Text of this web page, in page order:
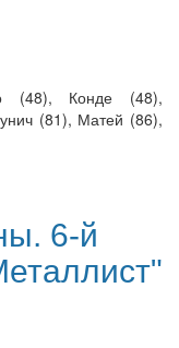
(48), Конде (48),
(81), Матей (86),
6-й